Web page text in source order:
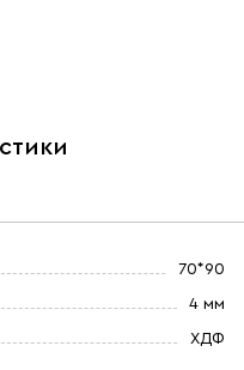
70*90
4 мм
ХДФ